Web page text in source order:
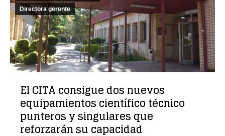
Directora gerente
El CITA consigue dos nuevos
equipamientos científico técnico
punteros y singulares que
reforzarán su capacidad